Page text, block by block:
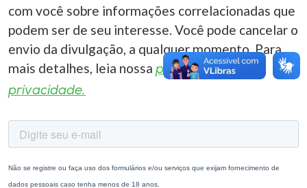
com você sobre informações correlacionadas que
podem ser de seu interesse. Você pode cancelar o
envio da divulgação, a qualquer momento. Para
mais detalhes, leia nossa política de
privacidade.